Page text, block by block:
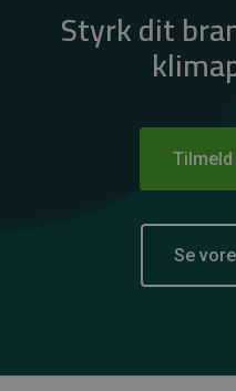
Styrk dit
Se